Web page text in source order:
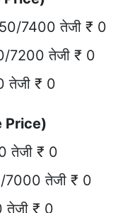
7400 तेजी ₹ 0
7200 तेजी ₹ 0
तेजी ₹ 0
Price)
तेजी ₹ 0
7000 तेजी ₹ 0
तेजी ₹ 0